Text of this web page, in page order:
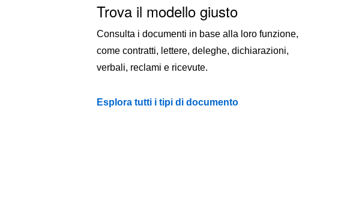
Trova il modello giusto
Consulta i documenti in base alla loro funzione,
come contratti, lettere, deleghe, dichiarazioni,
verbali, reclami e ricevute.
Esplora tutti i tipi di documento